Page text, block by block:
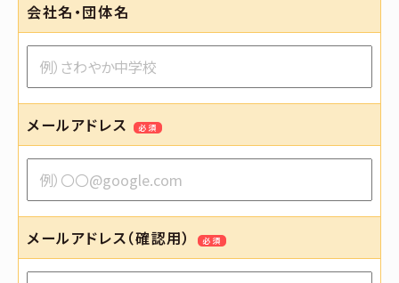
会社名・団体名
メールアドレス 必須
メールアドレス（確認用） 必須